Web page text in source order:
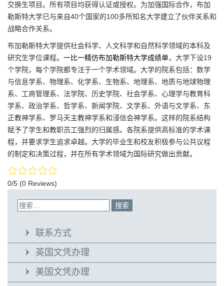
交换生项目。所有项目均获得认证或授权。为加强国际合作，布加
勒斯特大学已与来自40个国家的100多所知名大学建立了伙伴关系和
战略合作关系。
布加勒斯特大学提供社会科学、人文科学和自然科学领域的本科及
研究生学位课程。 一比一精仿布加勒斯特大学成绩单，大学下设19
个学院，每个学院都专注于一个学术领域。大学的院系包括：数学
与信息学系、物理系、化学系、生物系、地理系、地质与地球物理
系、工商管理系、法学院、历史学院、社会学系、心理学与教育科
学系、政治学系、哲学系、新闻学院、文学系、外语与文学系、东
正教神学系、罗马天主教神学系和浸信会神学系。这样的院系结构
赋予了学生和教职员工强烈的归属感。各院系提供高标准的学术课
程，并要求学生追求卓越。大学的毕业生和校友积极参与公共议程
的制定和决策过程，并在所有学术领域为国际研究做出贡献。
0/5 (0 Reviews)
联系方式
英国文凭办理
美国文凭办理